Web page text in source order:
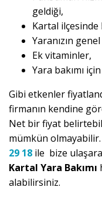
geldiği,
Kartal
Yaranızın
Ek vitaminler,
Yara bakımı
Gibi etkenler
firmanın kendine
Net bir fiyat
mümkün
29 18 ile bize
Kartal Yara Bakımı
alabilirsiniz.